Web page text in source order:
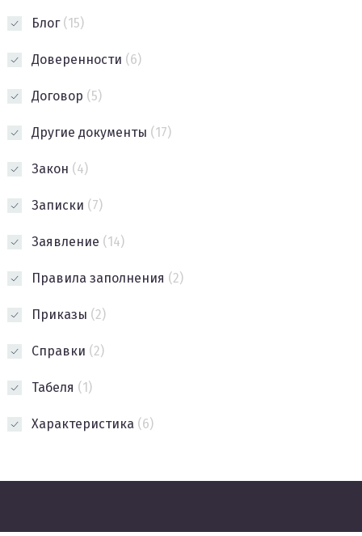
Блог(15)
Доверенности (6)
Договор (5)
Другие документы (17)
Закон (4)
Записки (7)
Заявление (14)
Правила заполнения (2)
Приказы (2)
Справки (2)
Табеля (1)
Характеристика (6)